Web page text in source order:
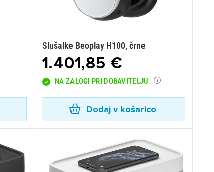
Slušalke Beoplay H100, črne
1.401,85 €
NA ZALOGI PRI DOBAVITELJU
Dodaj v košarico